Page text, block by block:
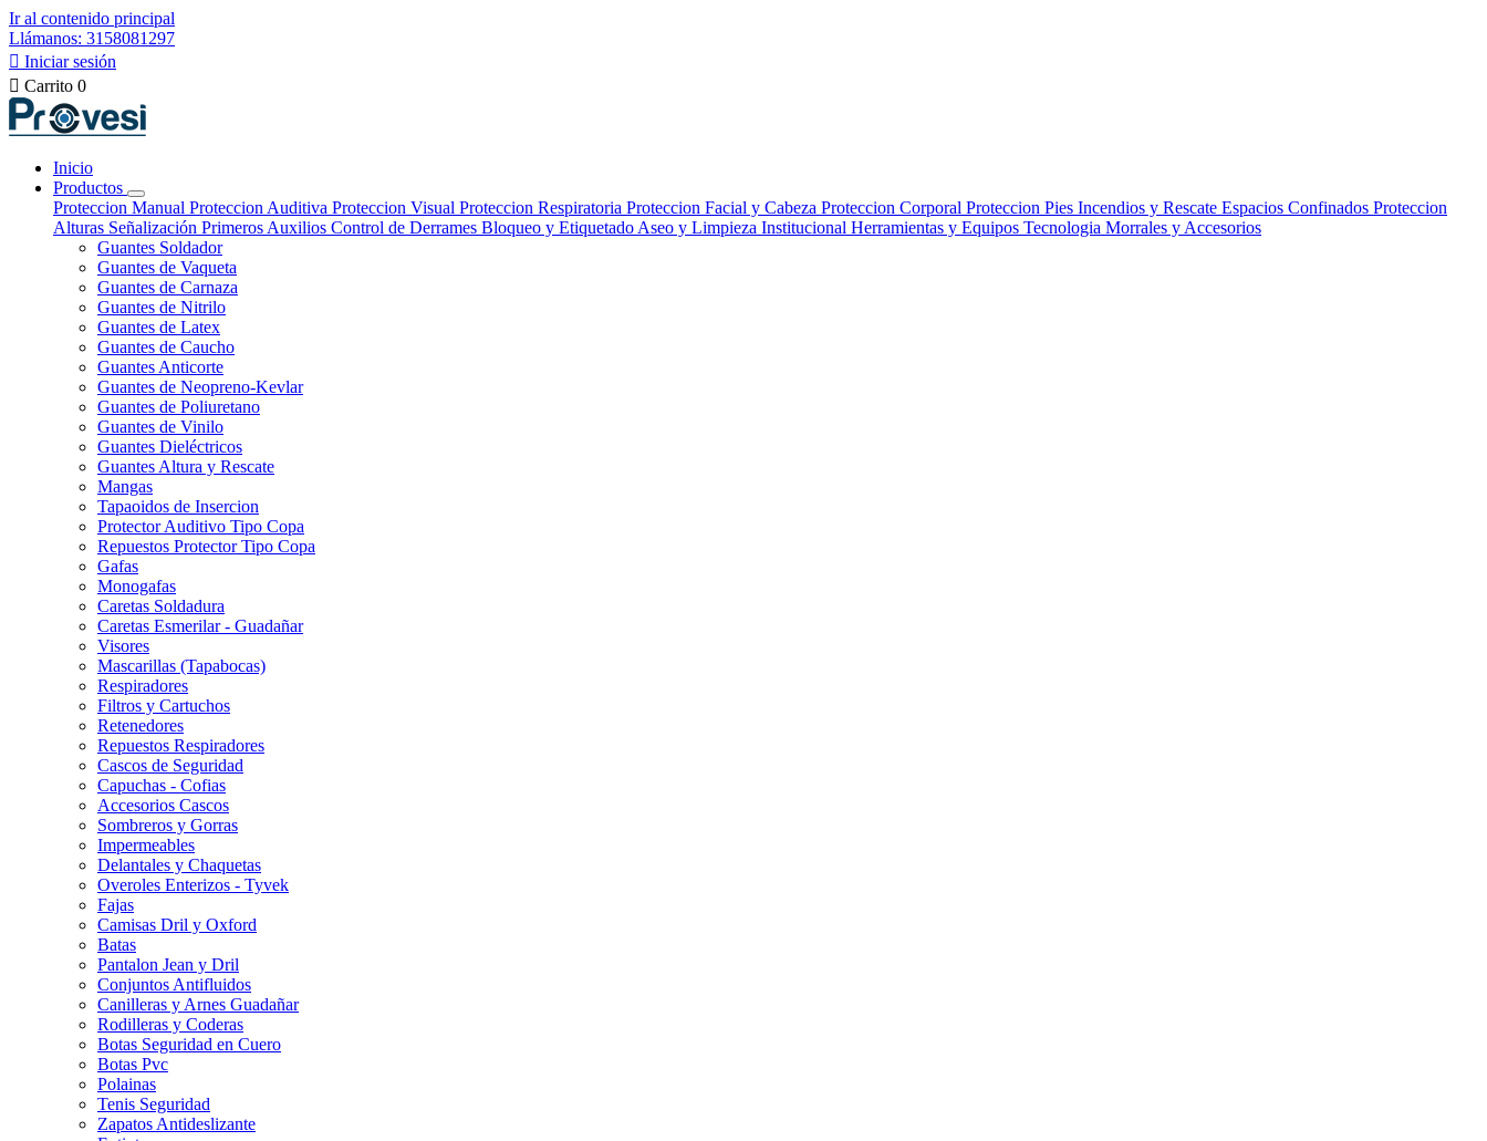
Ir al contenido principal
Llámanos: 3158081297
 Iniciar sesión
 Carrito 0
Inicio
Productos
Proteccion Manual Proteccion Auditiva Proteccion Visual Proteccion Respiratoria Proteccion Facial y Cabeza Proteccion Corporal Proteccion Pies Incendios y Rescate Espacios Confinados Proteccion
Alturas Señalización Primeros Auxilios Control de Derrames Bloqueo y Etiquetado Aseo y Limpieza Institucional Herramientas y Equipos Tecnologia Morrales y Accesorios
Guantes Soldador
Guantes de Vaqueta
Guantes de Carnaza
Guantes de Nitrilo
Guantes de Latex
Guantes de Caucho
Guantes Anticorte
Guantes de Neopreno-Kevlar
Guantes de Poliuretano
Guantes de Vinilo
Guantes Dieléctricos
Guantes Altura y Rescate
Mangas
Tapaoidos de Insercion
Protector Auditivo Tipo Copa
Repuestos Protector Tipo Copa
Gafas
Monogafas
Caretas Soldadura
Caretas Esmerilar - Guadañar
Visores
Mascarillas (Tapabocas)
Respiradores
Filtros y Cartuchos
Retenedores
Repuestos Respiradores
Cascos de Seguridad
Capuchas - Cofias
Accesorios Cascos
Sombreros y Gorras
Impermeables
Delantales y Chaquetas
Overoles Enterizos - Tyvek
Fajas
Camisas Dril y Oxford
Batas
Pantalon Jean y Dril
Conjuntos Antifluidos
Canilleras y Arnes Guadañar
Rodilleras y Coderas
Botas Seguridad en Cuero
Botas Pvc
Polainas
Tenis Seguridad
Zapatos Antideslizante